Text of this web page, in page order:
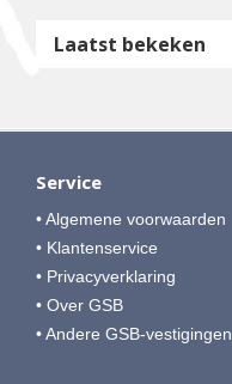
Laatst bekeken
Service
• Algemene voorwaarden
• Klantenservice
• Privacyverklaring
• Over GSB
• Andere GSB-vestigingen